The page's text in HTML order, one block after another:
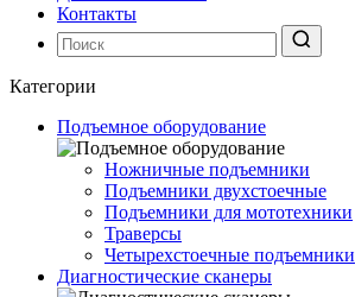
Контакты
Категории
Подъемное оборудование
Ножничные подъемники
Подъемники двухстоечные
Подъемники для мототехники
Траверсы
Четырехстоечные подъемники
Диагностические сканеры